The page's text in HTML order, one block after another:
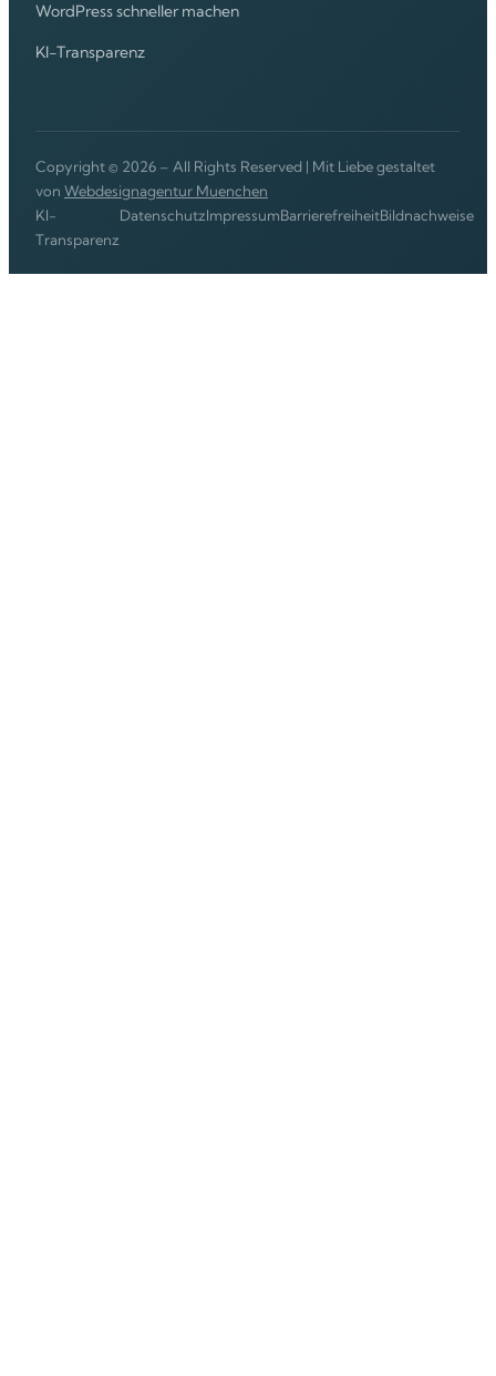
WordPress schneller machen
KI-Transparenz
Copyright © 2026 – All Rights Reserved | Mit Liebe gestaltet
von Webdesignagentur Muenchen
KI-
Transparenz
DatenschutzImpressumBarrierefreiheitBildnachweise